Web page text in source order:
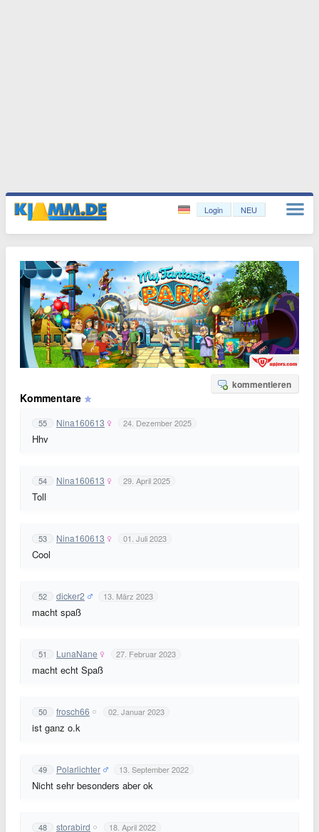
Login NEU
kommentieren
Kommentare
55 Nina160613 24. Dezember 2025
Hhv
54 Nina160613 29. April 2025
Toll
53 Nina160613 01. Juli 2023
Cool
52 dicker2 13. März 2023
macht spaß
51 LunaNane 27. Februar 2023
macht echt Spaß
50 frosch66 02. Januar 2023
ist ganz o.k
49 Polarlichter 13. September 2022
Nicht sehr besonders aber ok
48 storabird 18. April 2022